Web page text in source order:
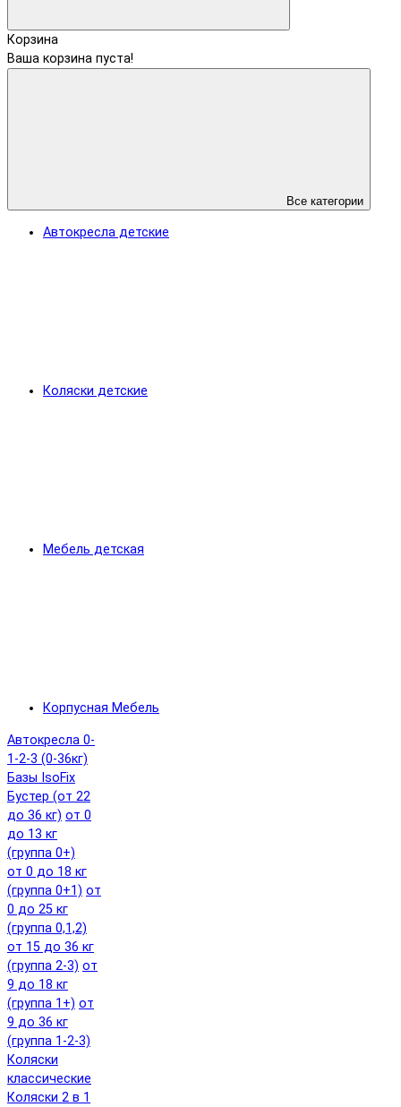
Корзина
Ваша корзина пуста!
Все категории
Автокресла детские
Коляски детские
Мебель детская
Корпусная Мебель
Автокресла 0-
1-2-3 (0-36кг)
Базы IsoFix
Бустер (от 22
до 36 кг) от 0
до 13 кг
(группа 0+)
от 0 до 18 кг
(группа 0+1) от
0 до 25 кг
(группа 0,1,2)
от 15 до 36 кг
(группа 2-3) от
9 до 18 кг
(группа 1+) от
9 до 36 кг
(группа 1-2-3)
Коляски
классические
Коляски 2 в 1